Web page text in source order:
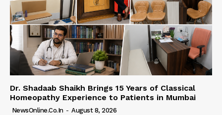
Dr. Shadaab Shaikh Brings 15 Years of Classical
Homeopathy Experience to Patients in Mumbai
NewsOnline.co.in - August 8, 2026